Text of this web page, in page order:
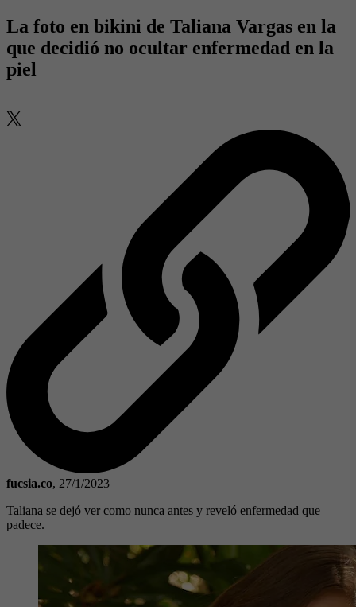
La foto en bikini de Taliana Vargas en la
que decidió no ocultar enfermedad en la
piel
fucsia.co, 27/1/2023
Taliana se dejó ver como nunca antes y reveló enfermedad que
padece.